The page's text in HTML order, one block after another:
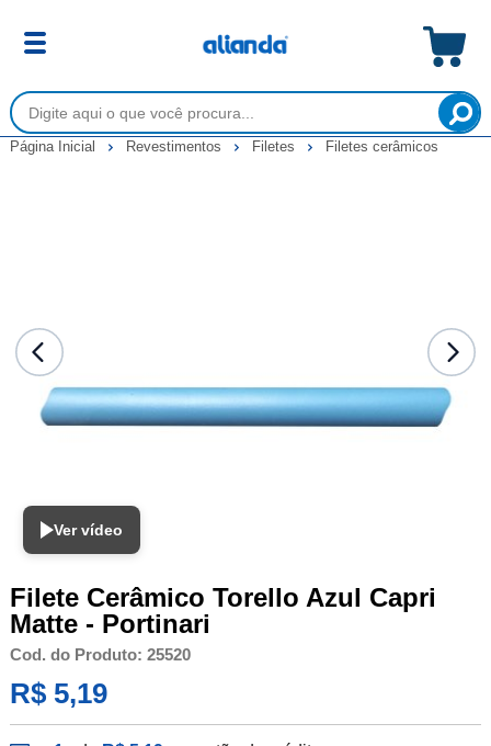
Página Inicial Revestimentos Filetes Filetes cerâmicos
Ver vídeo
Filete Cerâmico Torello Azul Capri
Matte - Portinari
Cod. do Produto: 25520
R$ 5,19